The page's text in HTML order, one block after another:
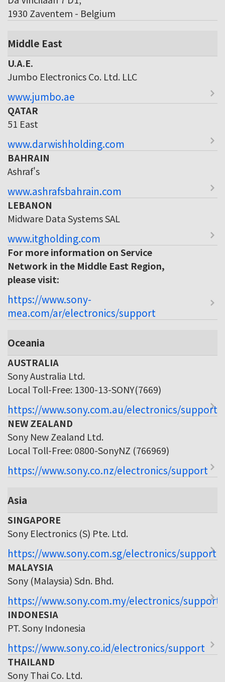
1930 Zaventem - Belgium
Middle East
U.A.E.
Jumbo Electronics Co. Ltd. LLC
www.jumbo.ae
QATAR
51 East
www.darwishholding.com
BAHRAIN
Ashraf's
www.ashrafsbahrain.com
LEBANON
Midware Data Systems SAL
www.itgholding.com
For more information on Service
Network in the Middle East Region,
please visit:
https://www.sony-
mea.com/ar/electronics/support
Oceania
AUSTRALIA
Sony Australia Ltd.
Local Toll-Free: 1300-13-SONY(7669)
https://www.sony.com.au/electronics/support
NEW ZEALAND
Sony New Zealand Ltd.
Local Toll-Free: 0800-SonyNZ (766969)
https://www.sony.co.nz/electronics/support
Asia
SINGAPORE
Sony Electronics (S) Pte. Ltd.
https://www.sony.com.sg/electronics/support
MALAYSIA
Sony (Malaysia) Sdn. Bhd.
https://www.sony.com.my/electronics/support
INDONESIA
PT. Sony Indonesia
https://www.sony.co.id/electronics/support
THAILAND
Sony Thai Co. Ltd.